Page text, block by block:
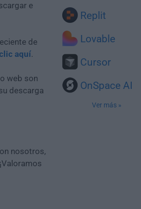
Replit
Lovable
Cursor
OnSpace AI
Ver más »
e
de
aquí.
web son
descarga
nosotros,